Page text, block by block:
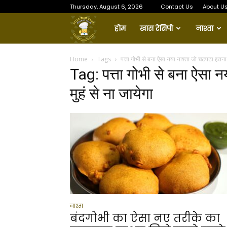
Thursday, August 6, 2026 Contact Us About Us
Amma
Ki
Thaali
होम खास रेसिपी नाश्ता
Home Tags पत्ता गोभी से बना ऐसा नया नाश्ता जो चटपटा
Tag: पत्ता गोभी से बना ऐसा
मुहं से ना जायेगा
नाश्ता
बंदगोभी का ऐसा नए तरीके का